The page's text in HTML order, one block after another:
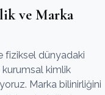
ve Marka
fiziksel dünyadaki
kurumsal kimlik
Marka bilinirliğini